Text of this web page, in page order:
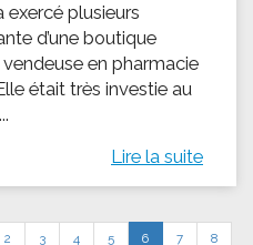
exercé plusieurs
d’une boutique
en pharmacie
était très investie au
Lire la suite
2 3 4 5 6 7 8